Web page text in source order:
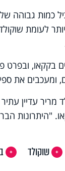
לעומת
ומעכבים את
מריר עדיין
שוקולד